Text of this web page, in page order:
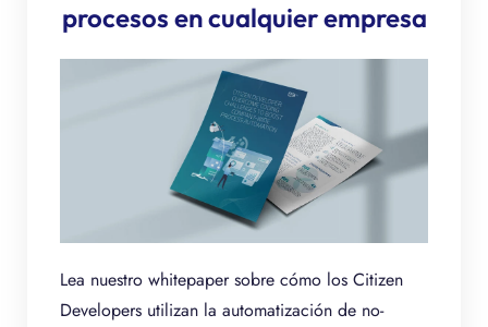
procesos en cualquier empresa
Lea nuestro whitepaper sobre cómo los Citizen
Developers utilizan la automatización de no-